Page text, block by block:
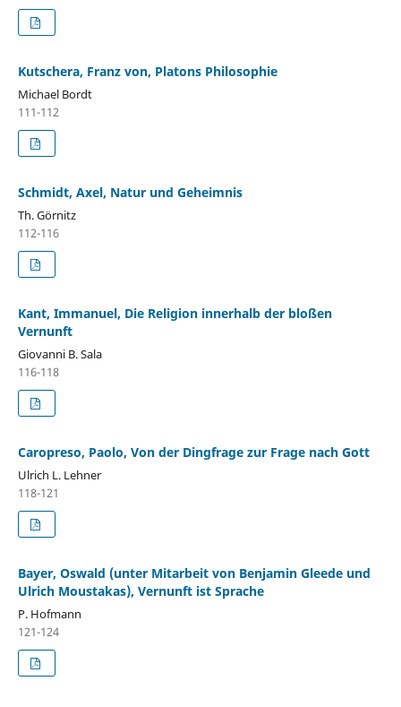
Kutschera, Franz von, Platons Philosophie
Michael Bordt
111-112
Schmidt, Axel, Natur und Geheimnis
Th. Görnitz
112-116
Kant, Immanuel, Die Religion innerhalb der bloßen
Vernunft
Giovanni B. Sala
116-118
Caropreso, Paolo, Von der Dingfrage zur Frage nach Gott
Ulrich L. Lehner
118-121
Bayer, Oswald (unter Mitarbeit von Benjamin Gleede und
Ulrich Moustakas), Vernunft ist Sprache
P. Hofmann
121-124